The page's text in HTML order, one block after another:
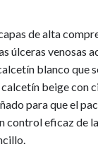
de alta
úlceras venosas
blanco que
calcetín beige
para que el
eficaz de